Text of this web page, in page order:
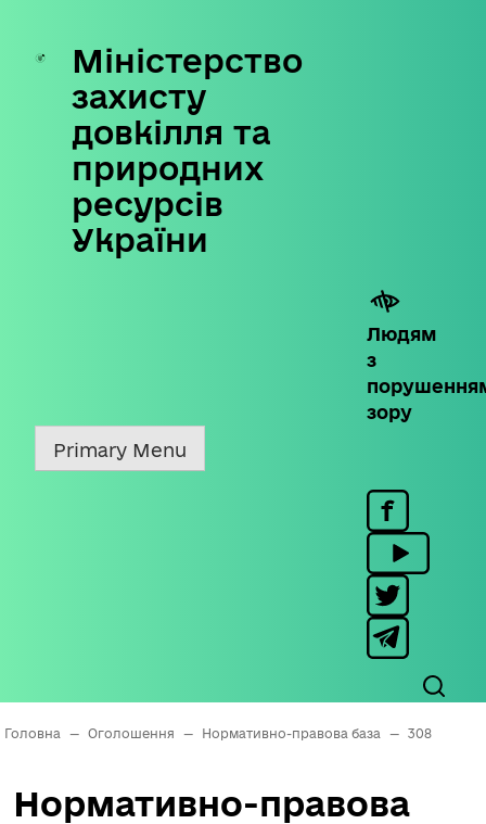
Skip
content
Міністерство
захисту
довкілля та
природних
ресурсів
України
Людям
з
зору
Primary Menu
Головна — Оголошення — Нормативно-правова база — 308
Нормативно-правова